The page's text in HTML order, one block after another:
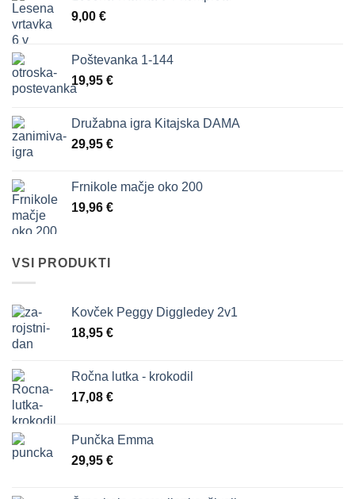
9,00 €
Poštevanka 1-144
19,95 €
Družabna igra Kitajska DAMA
29,95 €
Frnikole mačje oko 200
19,96 €
VSI PRODUKTI
Kovček Peggy Diggledey 2v1
18,95 €
Ročna lutka - krokodil
17,08 €
Punčka Emma
29,95 €